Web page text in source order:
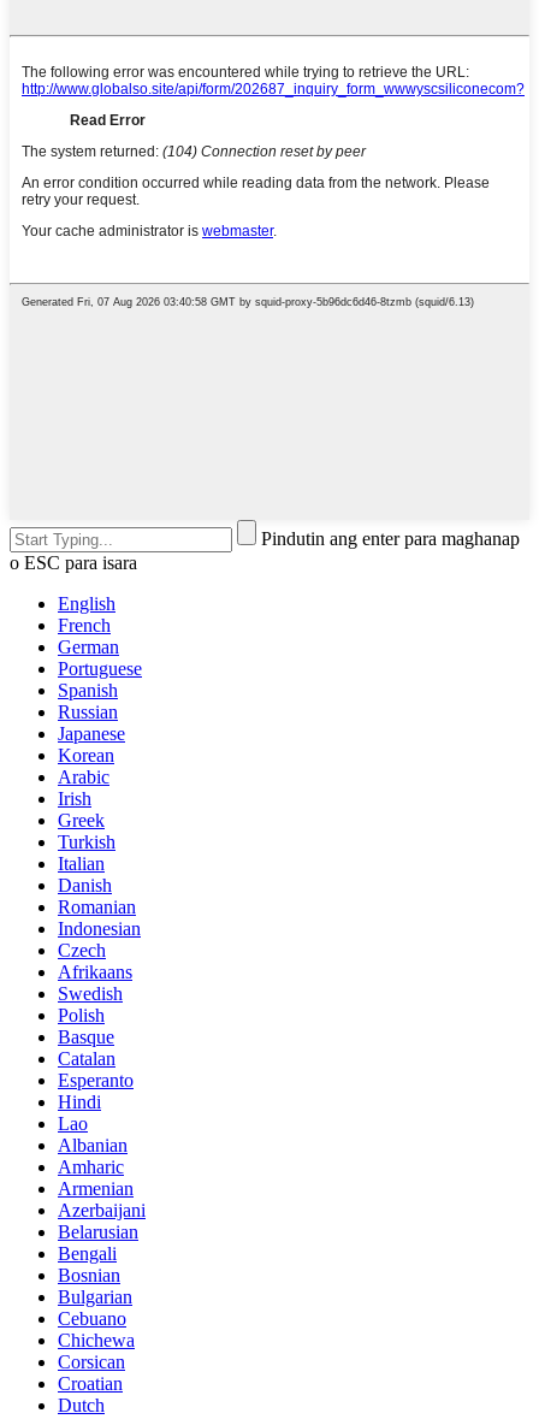
Pindutin ang enter para maghanap
o ESC para isara
English
French
German
Portuguese
Spanish
Russian
Japanese
Korean
Arabic
Irish
Greek
Turkish
Italian
Danish
Romanian
Indonesian
Czech
Afrikaans
Swedish
Polish
Basque
Catalan
Esperanto
Hindi
Lao
Albanian
Amharic
Armenian
Azerbaijani
Belarusian
Bengali
Bosnian
Bulgarian
Cebuano
Chichewa
Corsican
Croatian
Dutch